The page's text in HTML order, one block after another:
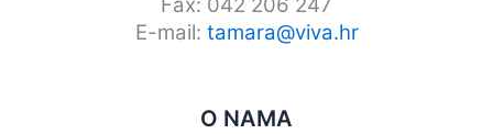
E-mail: tamara@viva.hr
O NAMA